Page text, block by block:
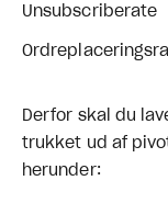
Unsubscriberate
Derfor skal du
trukket ud af
herunder: